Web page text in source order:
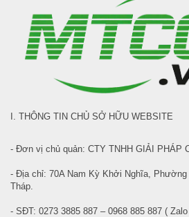
I. THÔNG TIN CHỦ SỞ HỮU WEBSITE
- Đơn vị chủ quản: CTY TNHH GIẢI PHÁP
- Địa chỉ: 70A Nam Kỳ Khởi Nghĩa,
Tháp.
- SĐT: 0273 3885 887 – 0968 885 887 (